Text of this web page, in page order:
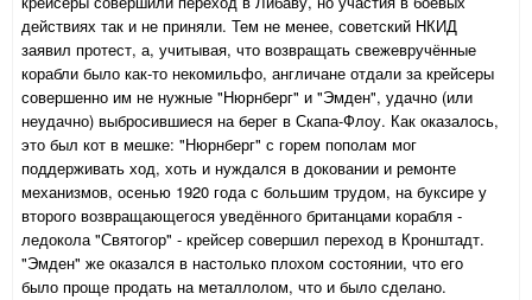
действиях так и не приняли. Тем не менее, советский НКИД
заявил протест, а, учитывая, что возвращать свежевручённые
корабли было как-то некомильфо, англичане отдали за крейсеры
совершенно им не нужные "Нюрнберг" и "Эмден", удачно (или
неудачно) выбросившиеся на берег в Скапа-Флоу. Как оказалось,
это был кот в мешке: "Нюрнберг" с горем пополам мог
поддерживать ход, хоть и нуждался в доковании и ремонте
механизмов, осенью 1920 года с большим трудом, на буксире у
второго возвращающегося уведённого британцами корабля -
ледокола "Святогор" - крейсер совершил переход в Кронштадт.
"Эмден" же оказался в настолько плохом состоянии, что его
было проще продать на металлолом, что и было сделано.